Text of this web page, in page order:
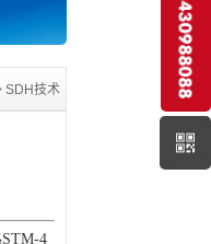
机及单板型号齐全,价格合理
SDH技术
4